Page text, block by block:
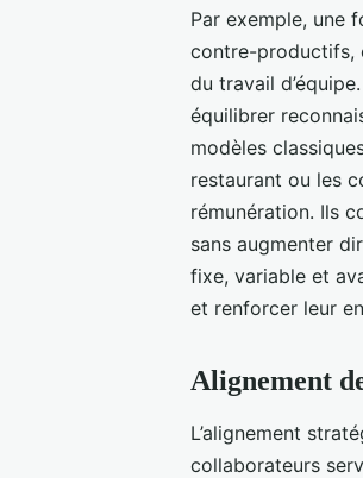
Par exemple, une
contre-productifs,
du travail
équilibrer
modèles
restaurant ou les
rémunération. Ils
sans augmenter
fixe, variable et
et renforcer leur
Alignement
L’alignement
collaborateurs